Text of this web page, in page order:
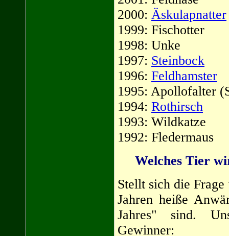
2000: Äskulapnatter
1999: Fischotter
1998: Unke
1997: Steinbock
1996: Feldhamster
1995: Apollofalter
1994: Rothirsch
1993: Wildkatze
1992: Fledermaus
Welches Tier
Stellt sich die
Jahren heiße
Jahres" sind.
Gewinner: